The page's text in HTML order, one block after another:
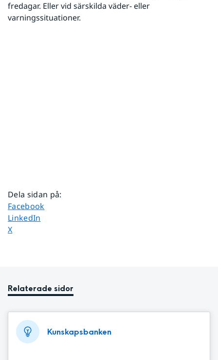
fredagar. Eller vid särskilda väder- eller
varningssituationer.
Dela sidan på:
Dela sidan på
Facebook
Dela sidan på
LinkedIn
Dela sidan på
X
Relaterade sidor
Kunskapsbanken